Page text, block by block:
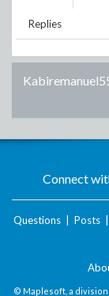
Replies
Connect
Questions Posts
© Maplesoft, a